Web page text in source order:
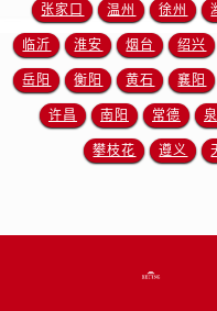
张家口 温州 徐州
临沂 淮安 烟台 绍兴
岳阳 衡阳 黄石 襄阳
许昌 南阳 常德
攀枝花 遵义